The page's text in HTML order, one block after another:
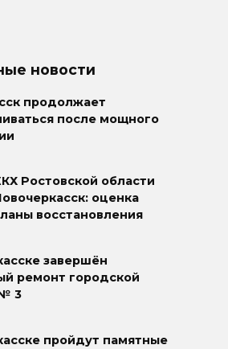
новости
продолжает
после мощного
Ростовской области
оценка
восстановления
завершён
ремонт городской
3
пройдут памятные